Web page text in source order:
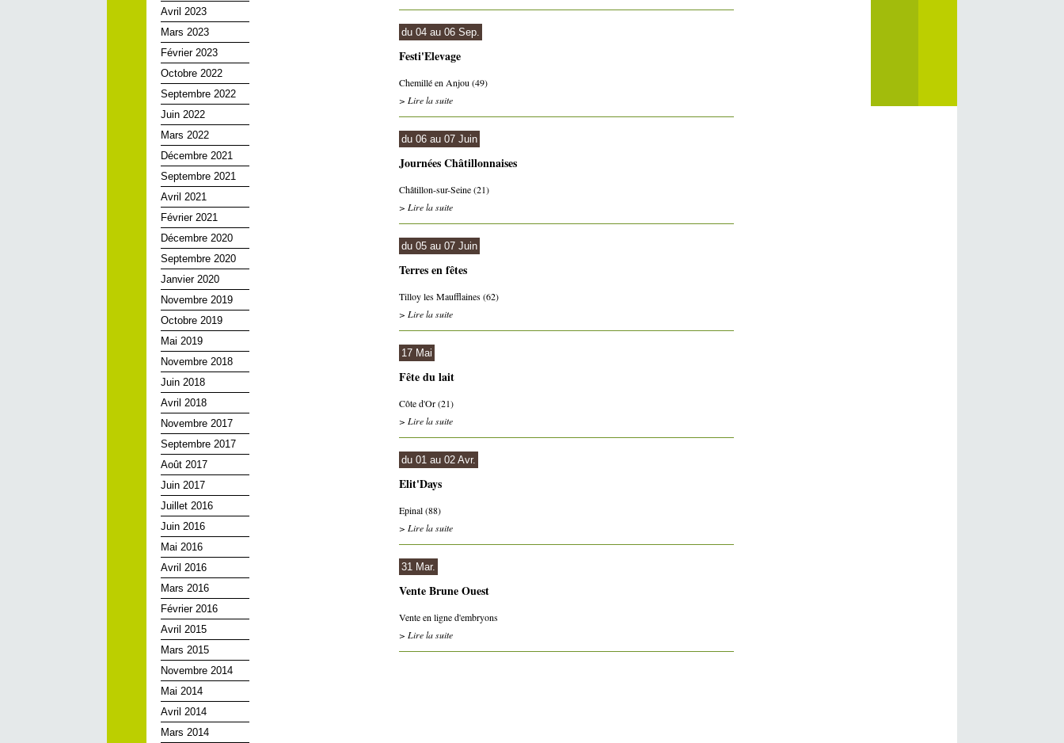
Avril 2023
Mars 2023
Février 2023
Octobre 2022
Septembre 2022
Juin 2022
Mars 2022
Décembre 2021
Septembre 2021
Avril 2021
Février 2021
Décembre 2020
Septembre 2020
Janvier 2020
Novembre 2019
Octobre 2019
Mai 2019
Novembre 2018
Juin 2018
Avril 2018
Novembre 2017
Septembre 2017
Août 2017
Juin 2017
Juillet 2016
Juin 2016
Mai 2016
Avril 2016
Mars 2016
Février 2016
Avril 2015
Mars 2015
Novembre 2014
Mai 2014
Avril 2014
Mars 2014
du 04 au 06 Sep.
Festi'Elevage
Chemillé en Anjou (49)
> Lire la suite
du 06 au 07 Juin
Journées Châtillonnaises
Châtillon-sur-Seine (21)
> Lire la suite
du 05 au 07 Juin
Terres en fêtes
Tilloy les Maufflaines (62)
> Lire la suite
17 Mai
Fête du lait
Côte d'Or (21)
> Lire la suite
du 01 au 02 Avr.
Elit'Days
Epinal (88)
> Lire la suite
31 Mar.
Vente Brune Ouest
Vente en ligne d'embryons
> Lire la suite